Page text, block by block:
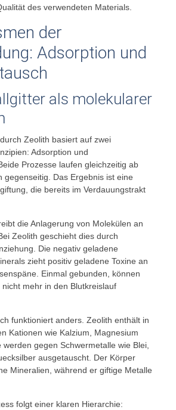
des verwendeten Materials.
der
Adsorption und
als molekularer
Zeolith basiert auf zwei
Adsorption und
Prozesse laufen gleichzeitig ab
gegenseitig. Das Ergebnis ist eine
die bereits im Verdauungstrakt
die Anlagerung von Molekülen an
Zeolith geschieht dies durch
Die negativ geladene
zieht positiv geladene Toxine an
Einmal gebunden, können
mehr in den Blutkreislauf
funktioniert anders. Zeolith enthält in
Kationen wie Kalzium, Magnesium
werden gegen Schwermetalle wie Blei,
ausgetauscht. Der Körper
Mineralien, während er giftige Metalle
folgt einer klaren Hierarchie: